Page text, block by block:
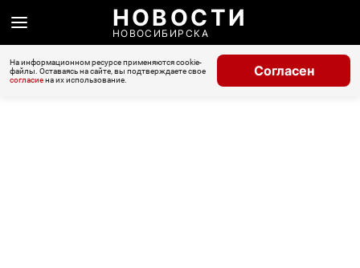
НОВОСТИ
НОВОСИБИРСКА
На информационном ресурсе применяются cookie-
файлы. Оставаясь на сайте, вы подтверждаете свое
согласиена их использование.
Согласен